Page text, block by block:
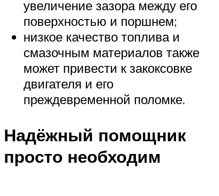
увеличение зазора между его
поверхностью и поршнем;
низкое качество топлива и
смазочным материалов также
может привести к закоксовке
двигателя и его
преждевременной поломке.
Надёжный помощник
просто необходим